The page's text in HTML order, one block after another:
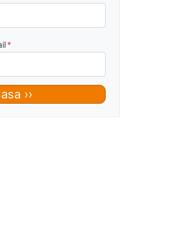
*